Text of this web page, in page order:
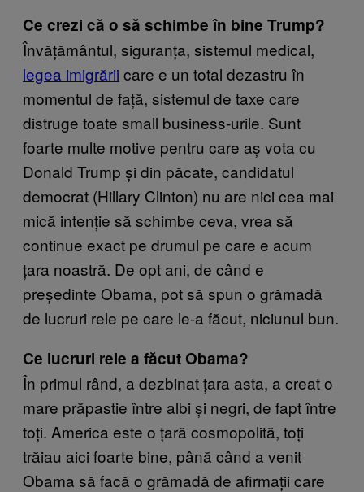
Ce crezi că o să schimbe în bine Trump?
Învățământul, siguranța, sistemul medical,
legea imigrării care e un total dezastru în
momentul de față, sistemul de taxe care
distruge toate small business-urile. Sunt
foarte multe motive pentru care aș vota cu
Donald Trump și din păcate, candidatul
democrat (Hillary Clinton) nu are nici cea mai
mică intenție să schimbe ceva, vrea să
continue exact pe drumul pe care e acum
țara noastră. De opt ani, de când e
președinte Obama, pot să spun o grămadă
de lucruri rele pe care le-a făcut, niciunul bun.
Ce lucruri rele a făcut Obama?
În primul rând, a dezbinat țara asta, a creat o
mare prăpastie între albi și negri, de fapt între
toți. America este o țară cosmopolită, toți
trăiau aici foarte bine, până când a venit
Obama să facă o grămadă de afirmații care